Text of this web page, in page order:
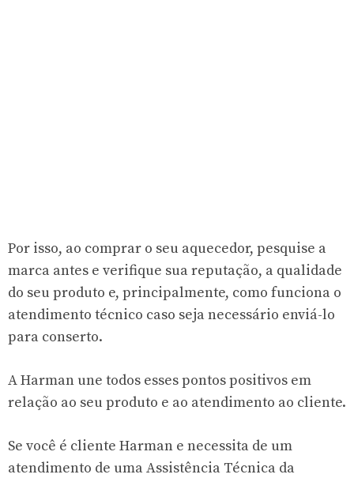
Por isso, ao comprar o seu aquecedor, pesquise a
marca antes e verifique sua reputação, a qualidade
do seu produto e, principalmente, como funciona o
atendimento técnico caso seja necessário enviá-lo
para conserto.
A Harman une todos esses pontos positivos em
relação ao seu produto e ao atendimento ao cliente.
Se você é cliente Harman e necessita de um
atendimento de uma Assistência Técnica da